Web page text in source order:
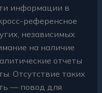
информации в
референсное
независимых
на наличие
отчеты
Отсутствие таких
— повод для